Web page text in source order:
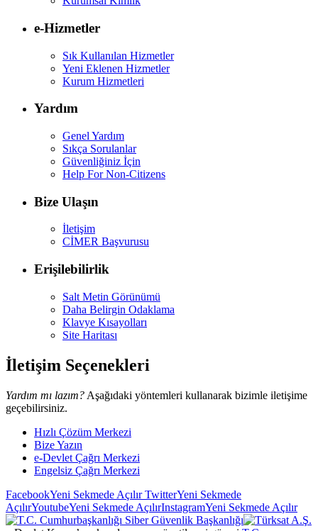
e-Hizmetler
Sık Kullanılan Hizmetler
Yeni Eklenen Hizmetler
Kurum Hizmetleri
Yardım
Genel Yardım
Sıkça Sorulanlar
Güvenliğiniz İçin
Help For Non-Citizens
Bize Ulaşın
İletişim
CİMER Başvurusu
Erişilebilirlik
Salt Metin Görünümü
Daha Belirgin Odaklama
Klavye Kısayolları
Site Haritası
İletişim Seçenekleri
Yardım mı lazım? Aşağıdaki yöntemleri kullanarak bizimle iletişime
geçebilirsiniz.
Hızlı Çözüm Merkezi
Bize Yazın
e-Devlet Çağrı Merkezi
Engelsiz Çağrı Merkezi
FacebookYeni Sekmede AçılırTwitterYeni Sekmede
AçılırYoutubeYeni Sekmede AçılırInstagramYeni Sekmede Açılır